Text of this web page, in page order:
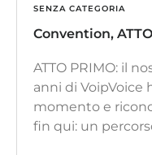
SENZA CATEGORIA
Convention,
ATTO PRIMO: il
anni di VoipVoice
momento e
fin qui: un